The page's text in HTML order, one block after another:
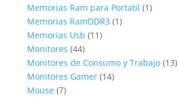
productos
Memorias Ram para Portatil 11
Memorias RamDDR3 11
Memorias Usb 1111
Monitores 4444
productos
Monitores de Consumo y Trabajo 1313
Monitores Gamer 1414
Mouse 77